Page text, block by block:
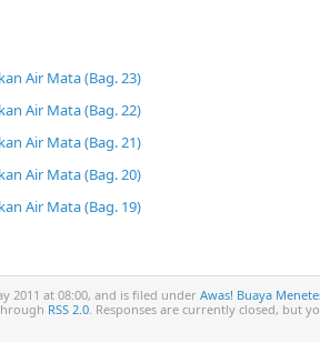
Air Mata (Bag. 23)
Air Mata (Bag. 22)
Air Mata (Bag. 21)
Air Mata (Bag. 20)
Air Mata (Bag. 19)
2011 at 08:00, and is filed under Awas! Buaya
RSS 2.0. Responses are currently closed, but